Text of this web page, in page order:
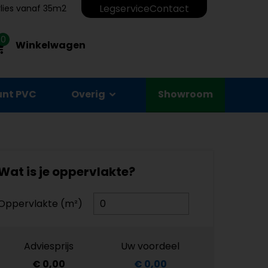
vanaf 35m2 LegserviceContact
0 Winkelwagen
PVC Overig Showroom
is je oppervlakte?
(m²)
Adviesprijs
€ 0,00
Uw voordeel
€ 0,00